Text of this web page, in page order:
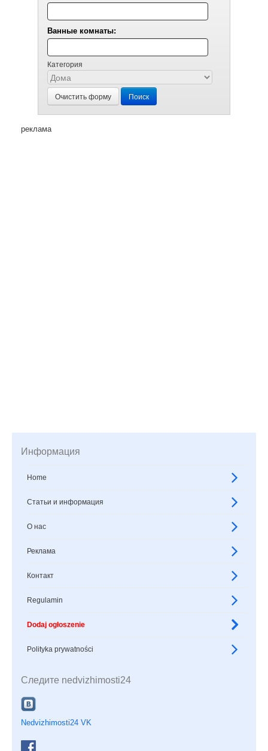
Ванные комнаты:
Категория
Очистить форму Поиск
реклама
Информация
Home
Статьи и информация
О нас
Реклама
Контакт
Regulamin
Dodaj ogłoszenie
Polityka prywatności
Следите nedvizhimosti24
Nedvizhimosti24 VK